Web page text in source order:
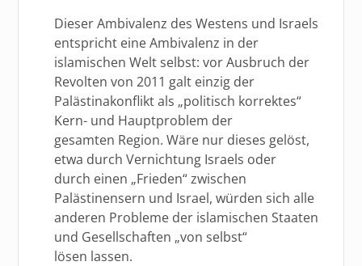
Dieser Ambivalenz des Westens und Israels
entspricht eine Ambivalenz in der
islamischen Welt selbst: vor Ausbruch der
Revolten von 2011 galt einzig der
Palästinakonflikt als „politisch korrektes“
Kern- und Hauptproblem der
gesamten Region. Wäre nur dieses gelöst,
etwa durch Vernichtung Israels oder
durch einen „Frieden“ zwischen
Palästinensern und Israel, würden sich alle
anderen Probleme der islamischen Staaten
und Gesellschaften „von selbst“
lösen lassen.